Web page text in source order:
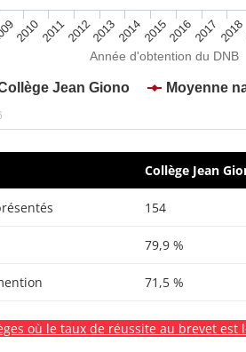
Année d'obtention du DNB
Jean Giono Moyenne
201020112012201320142015201620172018
Collège Jean
154
79,9 %
71,5 %
où le taux de réussite au brevet est